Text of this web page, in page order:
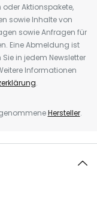
Aktionspakete,
sowie Inhalte von
sowie Anfragen für
Eine Abmeldung ist
in jedem Newsletter
Informationen
.
Hersteller.